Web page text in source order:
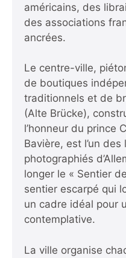
américains, des
des associations
ancrées.
Le centre-ville,
de boutiques
traditionnels et de
(Alte Brücke),
l’honneur du prince
Bavière, est l’un
photographiés
longer le « Sentier
sentier escarpé qui
un cadre idéal pour
contemplative.
La ville organise